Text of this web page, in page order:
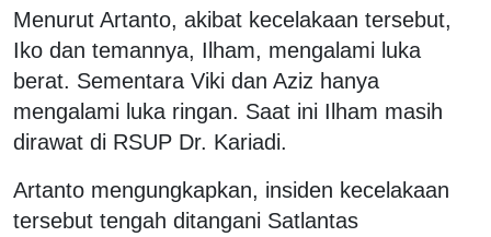
Menurut Artanto, akibat kecelakaan tersebut,
Iko dan temannya, Ilham, mengalami luka
berat. Sementara Viki dan Aziz hanya
mengalami luka ringan. Saat ini Ilham masih
dirawat di RSUP Dr. Kariadi.
Artanto mengungkapkan, insiden kecelakaan
tersebut tengah ditangani Satlantas